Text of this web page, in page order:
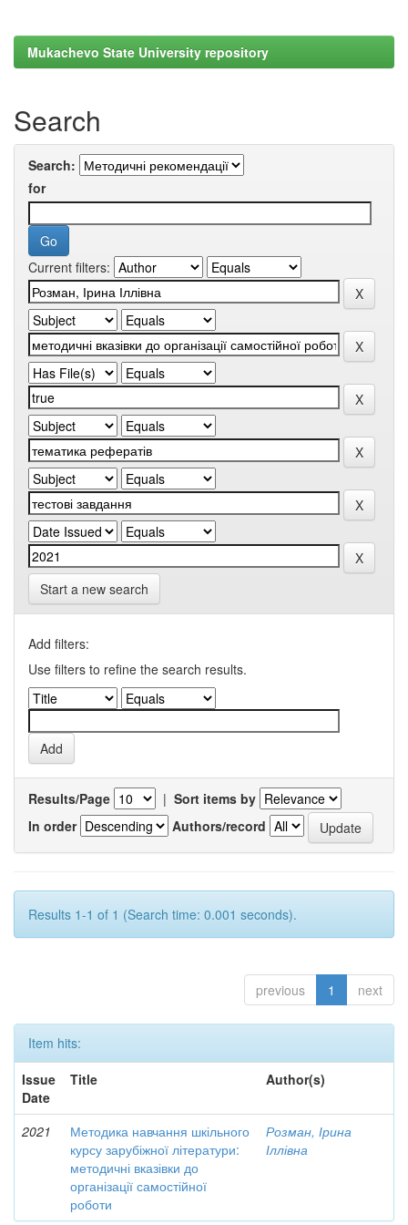
Mukachevo State University repository
Search
Search:
for
Current filters:
Start a new search
Add filters:
Use filters to refine the search results.
Results/Page | Sort items by
In order
Authors/record
Results 1-1 of 1 (Search time: 0.001 seconds).
previous 1 next
Item hits:
Issue
Date
Title Author(s)
2021
Методика навчання шкільного
курсу зарубіжної літератури:
методичні вказівки до
організації самостійної
роботи
Розман, Ірина
Іллівна